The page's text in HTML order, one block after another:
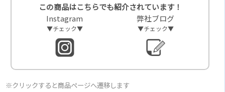
この商品はこちらでも紹介されています！
Instagram
▼チェック▼
弊社ブログ
▼チェック▼
※クリックすると商品ページへ遷移します